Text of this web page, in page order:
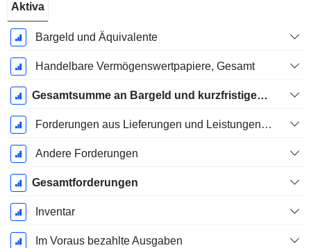
Geschäftsjahres:
Dezember
Aktiva
Bargeld und Äquivalente
Handelbare Vermögenswertpapiere, Gesamt
Gesamtsumme an Bargeld und kurzfristigen Investitionen
Forderungen aus Lieferungen und Leistungen, Gesamt
Andere Forderungen
Gesamtforderungen
Inventar
Im Voraus bezahlte Ausgaben